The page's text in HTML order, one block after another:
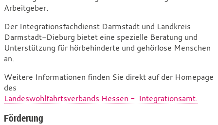
Arbeitgeber.
Der Integrationsfachdienst Darmstadt und Landkreis
Darmstadt-Dieburg bietet eine spezielle Beratung und
Unterstützung für hörbehinderte und gehörlose Menschen
an.
Weitere Informationen finden Sie direkt auf der Homepage
des
Landeswohlfahrtsverbands Hessen - Integrationsamt.
Förderung